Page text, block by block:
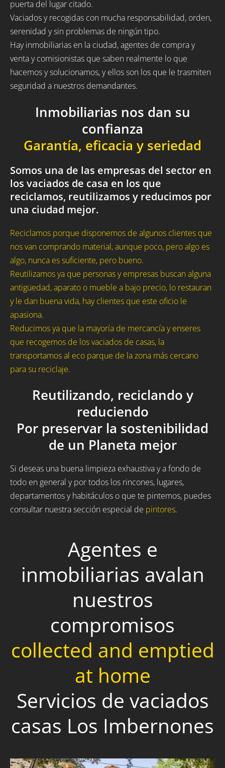
puerta del lugar citado.
Vaciados y recogidas con mucha responsabilidad, orden,
serenidad y sin problemas de ningún tipo.
Hay inmobiliarias en la ciudad, agentes de compra y
venta y comisionistas que saben realmente lo que
hacemos y solucionamos, y ellos son los que le trasmiten
seguridad a nuestros demandantes.
Inmobiliarias nos dan su
confianza
Garantía, eficacia y seriedad
Somos una de las empresas del sector en
los vaciados de casa en los que
reciclamos, reutilizamos y reducimos por
una ciudad mejor.
Reciclamos porque disponemos de algunos clientes que
nos van comprando material, aunque poco, pero algo es
algo, nunca es suficiente, pero bueno.
Reutilizamos ya que personas y empresas buscan alguna
antigüedad, aparato o mueble a bajo precio, lo restauran
y le dan buena vida, hay clientes que este oficio le
apasiona.
Reducimos ya que la mayoría de mercancía y enseres
que recogemos de los vaciados de casas, la
transportamos al eco parque de la zona más cercano
para su reciclaje.
Reutilizando, reciclando y
reduciendo
Por preservar la sostenibilidad
de un Planeta mejor
Si deseas una buena limpieza exhaustiva y a fondo de
todo en general y por todos los rincones, lugares,
departamentos y habitáculos o que te pintemos, puedes
consultar nuestra sección especial de pintores.
Agentes e
inmobiliarias avalan
nuestros
compromisos
collected and emptied
at home
Servicios de vaciados
casas Los Imbernones